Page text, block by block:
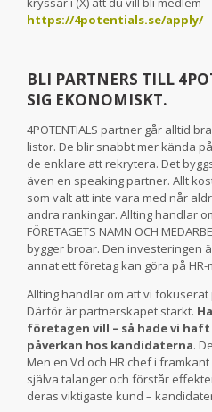
https://4potentials.se/apply/
BLI PARTNERS TILL
SIG EKONOMISKT.
4POTENTIALS partner går alltid
listor. De blir snabbt mer kända
de enklare att rekrytera. Det
även en speaking partner. Allt
som valt att inte vara med når
andra rankingar. Allting handlar
FÖRETAGETS NAMN OCH
bygger broar. Den investeringen
annat ett företag kan göra på
Allting handlar om att vi
Därför är partnerskapet starkt.
företagen vill – så hade vi
påverkan hos kandidaterna.
Men en Vd och HR chef i
själva talanger och förstår
deras viktigaste kund –